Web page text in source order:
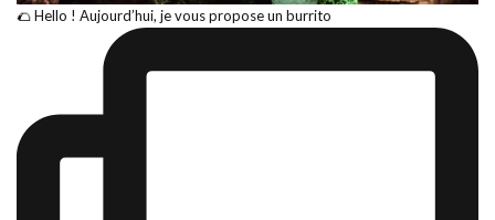
🌮 Hello ! Aujourd’hui, je vous propose un burrito